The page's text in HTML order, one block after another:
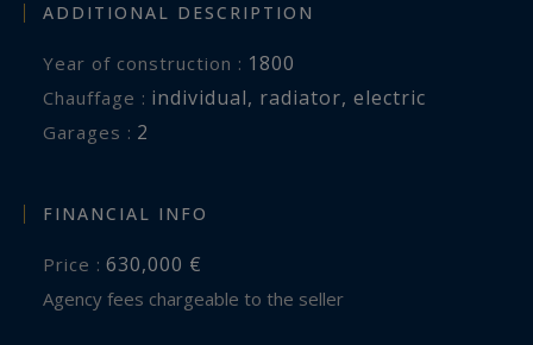
ADDITIONAL DESCRIPTION
Year of construction : 1800
Chauffage : individual, radiator, electric
garages : 2
FINANCIAL INFO
Price : 630,000 €
Agency fees chargeable to the seller